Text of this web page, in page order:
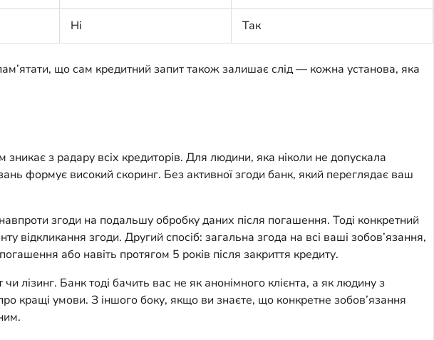
Ні Так
що сам кредитний запит також залишає слід — кожна установа, яка
з радару всіх кредиторів. Для людини, яка ніколи не допускала
формує високий скоринг. Без активної згоди банк, який переглядає ваш
згоди на подальшу обробку даних після погашення. Тоді конкретний
відкликання згоди. Другий спосіб: загальна згода на всі ваші зобов’язання,
або навіть протягом 5 років після закриття кредиту.
лізинг. Банк тоді бачить вас не як анонімного клієнта, а як людину з
кращі умови. З іншого боку, якщо ви знаєте, що конкретне зобов’язання